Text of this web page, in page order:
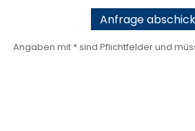
Angaben mit * sind Pflichtfelder und